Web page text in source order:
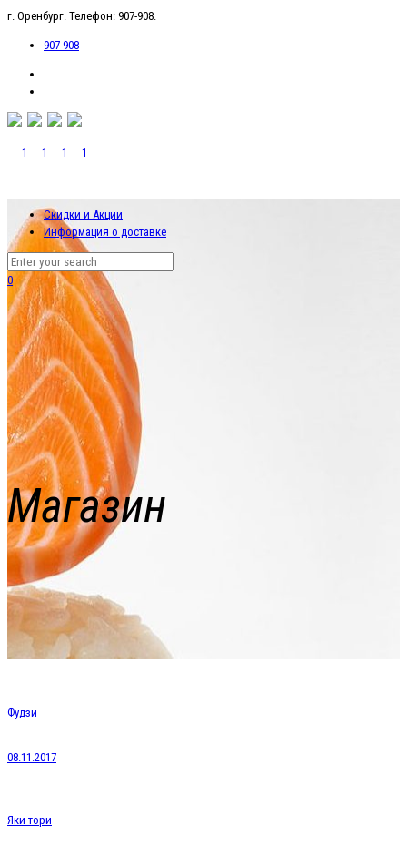
г. Оренбург. Телефон: 907-908.
907-908
Скидки и Акции
Информация о доставке
0
Магазин
Фудзи
08.11.2017
Яки тори